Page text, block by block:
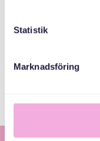
Statistik
Marknadsföring